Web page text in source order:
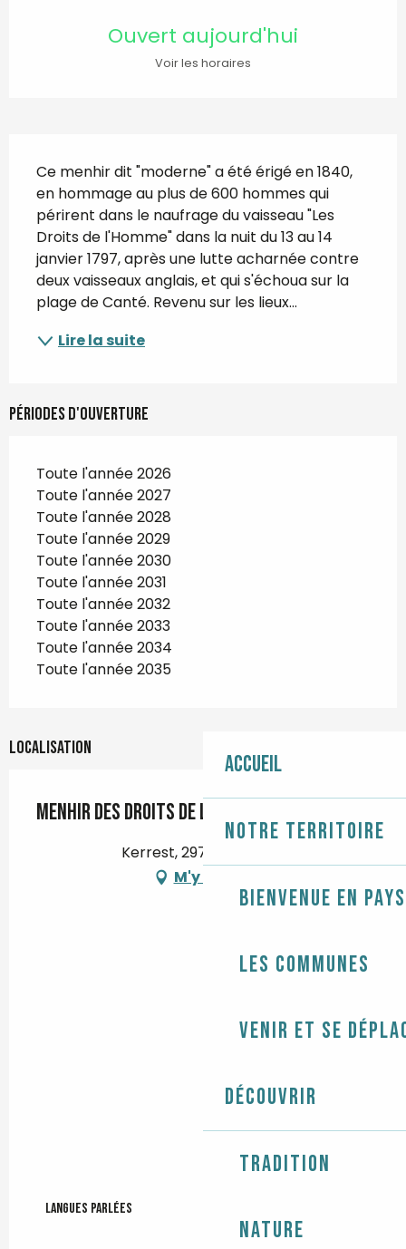
Accueil
Notre territoire
Bienvenue en
Les communes
Venir et se
Découvrir
Tradition
Nature
Ouvert aujourd'hui
Voir les horaires
Ce menhir dit "moderne" a été érigé en 1840,
en hommage au plus de 600 hommes qui
périrent dans le naufrage du vaisseau "Les
Droits de l'Homme" dans la nuit du 13 au 14
janvier 1797, après une lutte acharnée contre
deux vaisseaux anglais, et qui s'échoua sur la
plage de Canté. Revenu sur les lieux...
Lire la suite
Périodes d'ouverture
Toute l'année 2026
Toute l'année 2027
Toute l'année 2028
Toute l'année 2029
Toute l'année 2030
Toute l'année 2031
Toute l'année 2032
Toute l'année 2033
Toute l'année 2034
Toute l'année 2035
Localisation
Menhir des Droits de l'Homme
Kerrest, 29710 Plozévet
M'y rendre
Langues parlées
Langues parlées